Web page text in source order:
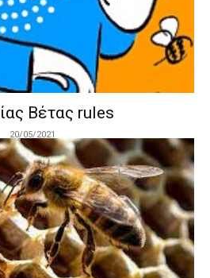
Βέτας rules
20/05/2021